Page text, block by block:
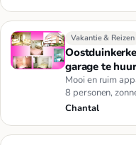
Vakantie & Reizen
garage te huur
Mooi en ruim
8 personen,
balkon 6m x
Chantal